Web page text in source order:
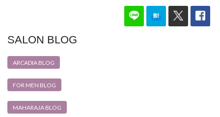
SALON BLOG
ARCADIA BLOG
FOR MEN BLOG
MAHARAJA BLOG